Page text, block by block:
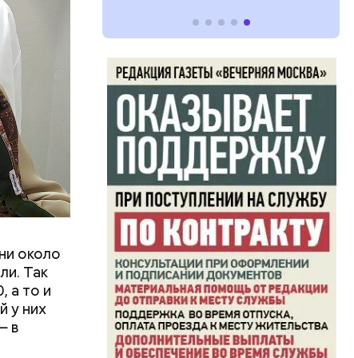
около
Так
а то и
у них
в